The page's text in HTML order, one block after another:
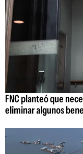
FNC planteó que
eliminar algunos